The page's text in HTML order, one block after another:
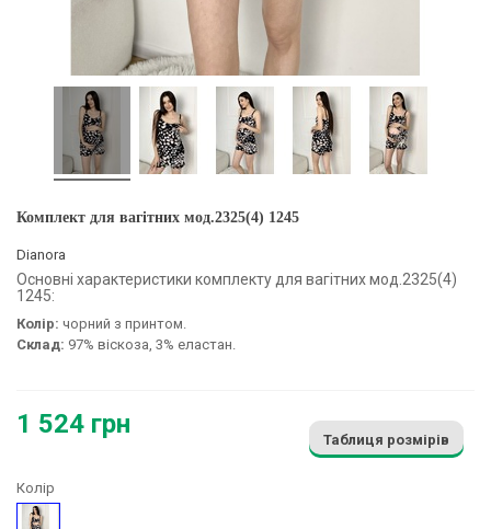
Комплект для вагітних мод.2325(4) 1245
Dianora
Основні характеристики комплекту для вагітних мод.2325(4)
1245:
Колір: чорний з принтом.
Склад: 97% віскоза, 3% еластан.
1 524 грн
Таблиця розмірів
Колір
Малюнок